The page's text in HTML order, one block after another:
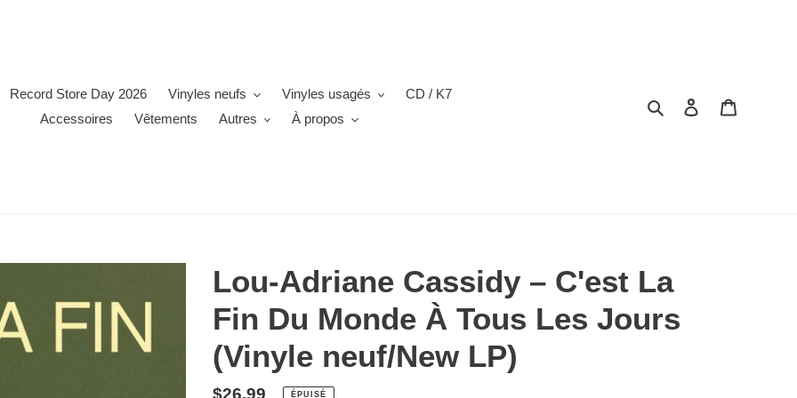
Record Store Day 2026 Vinyles neufs Vinyles usagés
CD / K7
Accessoires
Vêtements Autres À propos
RechercherSe connecter
Lou-Adriane Cassidy – C'est La
Fin Du Monde À Tous Les Jours
(Vinyle neuf/New LP)
Prix
$26.99 ÉPUISÉ